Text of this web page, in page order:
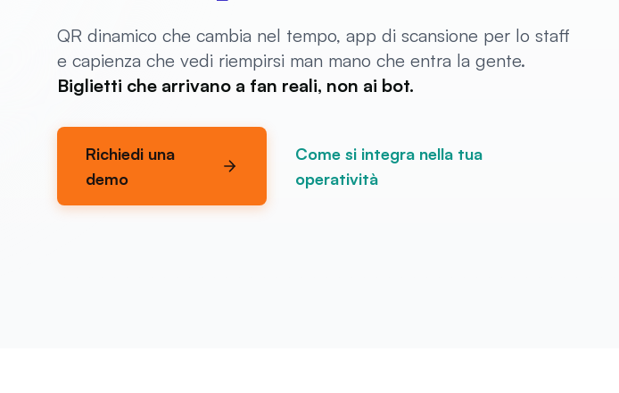
QR dinamico che cambia nel tempo, app di scansione per lo staff
e capienza che vedi riempirsi man mano che entra la gente.
Biglietti che arrivano a fan reali, non ai bot.
Richiedi una
demo
Come si integra nella tua
operatività